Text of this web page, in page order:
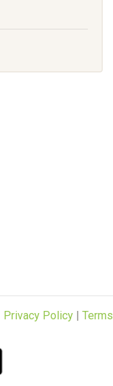
Privacy Policy| Terms